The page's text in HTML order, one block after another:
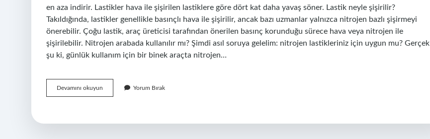
en aza indirir. Lastikler hava ile şişirilen lastiklere göre dört kat daha yavaş söner. Lastik neyle şişirilir?
Takıldığında, lastikler genellikle basınçlı hava ile şişirilir, ancak bazı uzmanlar yalnızca nitrojen bazlı şişirmeyi
önerebilir. Çoğu lastik, araç üreticisi tarafından önerilen basınç korunduğu sürece hava veya nitrojen ile
şişirilebilir. Nitrojen arabada kullanılır mı? Şimdi asıl soruya gelelim: nitrojen lastikleriniz için uygun mu? Gerçek
şu ki, günlük kullanım için bir binek araçta nitrojen…
Devamını okuyun
Hava
Kullanılır
Yorum Bırak